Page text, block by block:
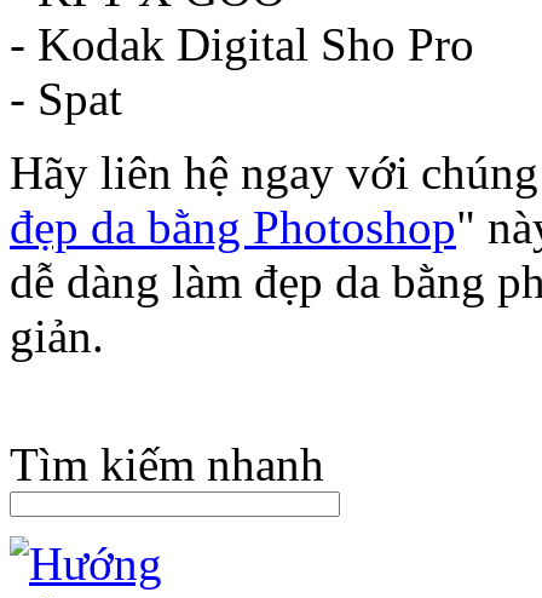
- Kodak Digital Sho Pro
- Spat
Hãy liên hệ ngay với
đẹp da bằng Photoshop"
dễ dàng làm đẹp da bằng
giản.
Tìm kiếm nhanh